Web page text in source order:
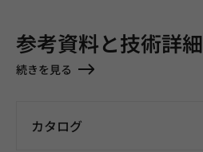
参考資料と技術詳細
続きを見る
カタログ